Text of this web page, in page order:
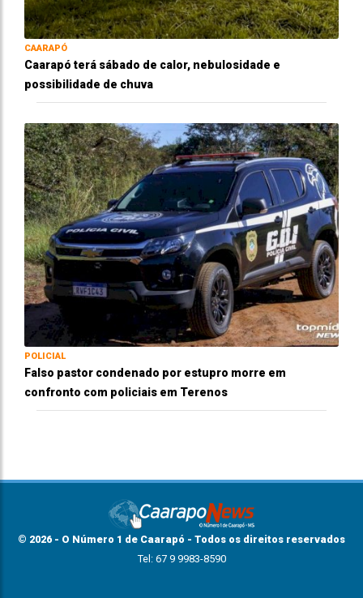
CAARAPÓ
Caarapó terá sábado de calor, nebulosidade e
possibilidade de chuva
POLICIAL
Falso pastor condenado por estupro morre em
confronto com policiais em Terenos
© 2026 - O Número 1 de Caarapó - Todos os direitos reservados
Tel: 67 9 9983-8590